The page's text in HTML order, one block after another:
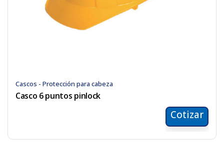
Cascos - Protección para cabeza
Casco 6 puntos pinlock
Cotizar